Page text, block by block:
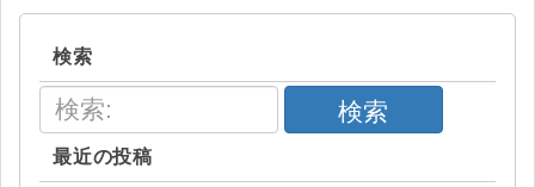
検索
検索
最近の投稿